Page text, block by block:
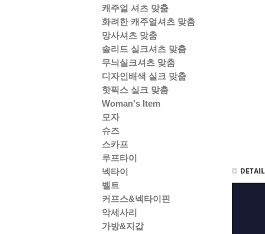
캐주얼 셔츠 맞춤
화려한 캐주얼셔츠 맞춤
망사셔츠 맞춤
솔리드 실크셔츠 맞춤
무늬실크셔츠 맞춤
디자인배색 실크 맞춤
핫픽스 실크 맞춤
Woman's Item
모자
슈즈
스카프
루프타이
넥타이
벨트
커프스&넥타이핀
악세사리
가방&지갑